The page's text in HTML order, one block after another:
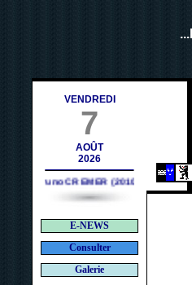
VENDREDI
7
AOÛT
2026
Bruno CREMER (2010)
E-NEWS
Consulter
Galerie